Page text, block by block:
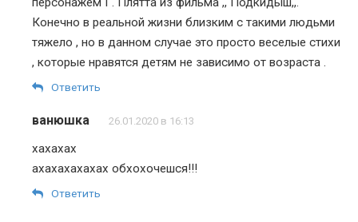
Конечно в реальной жизни близким с такими людьми
тяжело , но в данном случае это просто веселые стихи
, которые нравятся детям не зависимо от возраста .
Ответить
ванюшка 26.01.2020 в 16:13
хахахах
ахахахахахах обхохочешся!!!
Ответить